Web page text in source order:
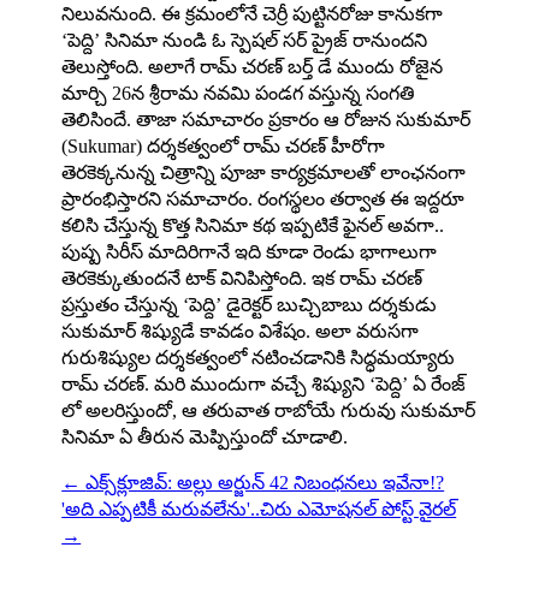
నిలువనుంది. ఈ క్రమంలోనే చెర్రీ పుట్టినరోజు కానుకగా
‘పెద్ది’ సినిమా నుండి ఓ స్పెషల్ సర్ ప్రైజ్ రానుందని
తెలుస్తోంది. అలాగే రామ్ చరణ్ బర్త్ డే ముందు రోజైన
మార్చి 26న శ్రీరామ నవమి పండగ వస్తున్న సంగతి
తెలిసిందే. తాజా సమాచారం ప్రకారం ఆ రోజున సుకుమార్
(Sukumar) దర్శకత్వంలో రామ్ చరణ్ హీరోగా
తెరకెక్కనున్న చిత్రాన్ని పూజా కార్యక్రమాలతో లాంఛనంగా
ప్రారంభిస్తారని సమాచారం. రంగస్థలం తర్వాత ఈ ఇద్దరూ
కలిసి చేస్తున్న కొత్త సినిమా కథ ఇప్పటికే ఫైనల్ అవగా..
పుష్ప సిరీస్ మాదిరిగానే ఇది కూడా రెండు భాగాలుగా
తెరకెక్కుతుందనే టాక్ వినిపిస్తోంది. ఇక రామ్ చరణ్
ప్రస్తుతం చేస్తున్న ‘పెద్ది’ డైరెక్టర్ బుచ్చిబాబు దర్శకుడు
సుకుమార్ శిష్యుడే కావడం విశేషం. అలా వరుసగా
గురుశిష్యుల దర్శకత్వంలో నటించడానికి సిద్ధమయ్యారు
రామ్ చరణ్. మరి ముందుగా వచ్చే శిష్యుని ‘పెద్ది’ ఏ రేంజ్
లో అలరిస్తుందో, ఆ తరువాత రాబోయే గురువు సుకుమార్
సినిమా ఏ తీరున మెప్పిస్తుందో చూడాలి.
←ఎక్స్⁭క్లూజివ్: అల్లు అర్జున్ 42 నిబంధనలు ఇవేనా!?
'అది ఎప్పటికీ మరువలేను'..చిరు ఎమోషనల్ పోస్ట్ వైరల్
→